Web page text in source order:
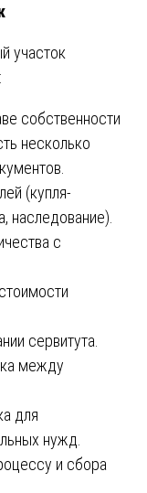
участок
собственности
несколько
(купля-
наследование).
с
сервитута.
между
для
нужд.
и сбора